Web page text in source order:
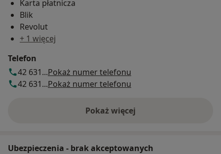
Karta płatnicza
Blik
Revolut
+ 1 więcej
Telefon
42 631...Pokaż numer telefonu
42 631...Pokaż numer telefonu
Pokaż więcej
o adresie
Ubezpieczenia - brak akceptowanych